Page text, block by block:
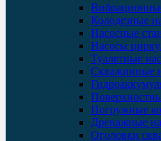
Колодезные
Насосные
Насосы
Туалетные
Скважинные
Погружные
Дренажные
Оголовки